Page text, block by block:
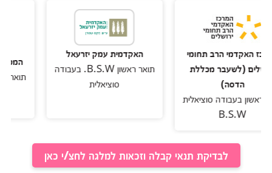
הרב תחומי
מכללת
סוציאלית
האקדמית עמק יזרעאל
תואר ראשון B.S.W. בעבודה
המכללה
תואר ראשון
לבדיקת תנאי קבלה וזכאות למלגה לחצ/י כאן